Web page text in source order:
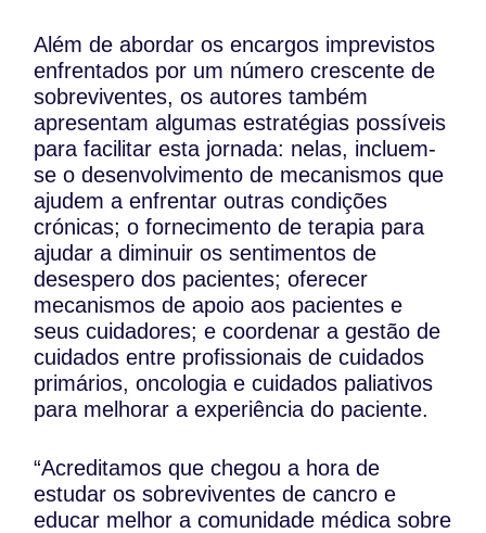
Além de abordar os encargos imprevistos
enfrentados por um número crescente de
sobreviventes, os autores também
apresentam algumas estratégias possíveis
para facilitar esta jornada: nelas, incluem-
se o desenvolvimento de mecanismos que
ajudem a enfrentar outras condições
crónicas; o fornecimento de terapia para
ajudar a diminuir os sentimentos de
desespero dos pacientes; oferecer
mecanismos de apoio aos pacientes e
seus cuidadores; e coordenar a gestão de
cuidados entre profissionais de cuidados
primários, oncologia e cuidados paliativos
para melhorar a experiência do paciente.
“Acreditamos que chegou a hora de
estudar os sobreviventes de cancro e
educar melhor a comunidade médica sobre